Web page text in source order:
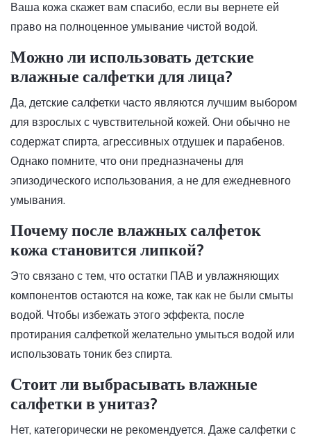
Ваша кожа скажет вам спасибо, если вы вернете ей
право на полноценное умывание чистой водой.
Можно ли использовать детские
влажные салфетки для лица?
Да, детские салфетки часто являются лучшим выбором
для взрослых с чувствительной кожей. Они обычно не
содержат спирта, агрессивных отдушек и парабенов.
Однако помните, что они предназначены для
эпизодического использования, а не для ежедневного
умывания.
Почему после влажных салфеток
кожа становится липкой?
Это связано с тем, что остатки ПАВ и увлажняющих
компонентов остаются на коже, так как не были смыты
водой. Чтобы избежать этого эффекта, после
протирания салфеткой желательно умыться водой или
использовать тоник без спирта.
Стоит ли выбрасывать влажные
салфетки в унитаз?
Нет, категорически не рекомендуется. Даже салфетки с